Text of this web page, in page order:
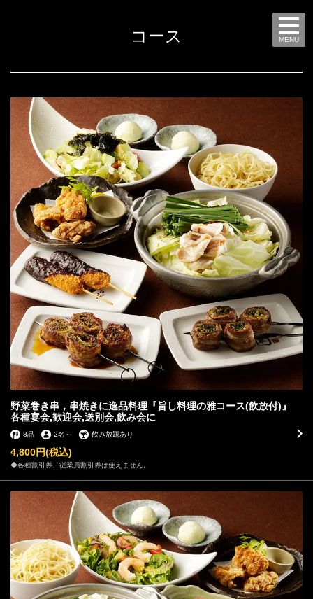
MENU
コース
野菜巻き串，串焼きに逸品料理『旨し料理の雅コース(飲放付)』
各種宴会,歓迎会,送別会,飲み会に
8品 2名 ～ 飲み放題あり
4,800円(税込)
◆各種割引券、従業員割引券は使えません。